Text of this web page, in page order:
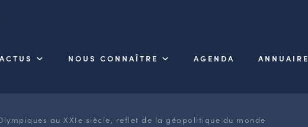
ACTUS NOUS CONNAÎTRE AGENDA ANNUAIRE
au XXIe siècle, reflet de la géopolitique du monde